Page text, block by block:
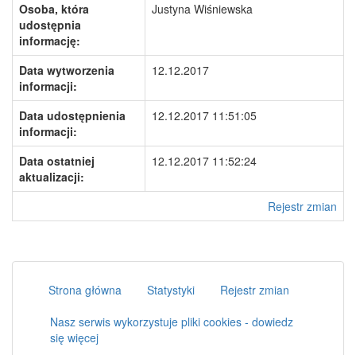
Osoba, która
udostępnia
informację:
Justyna Wiśniewska
Data wytworzenia
informacji:
12.12.2017
Data udostępnienia
informacji:
12.12.2017 11:51:05
Data ostatniej
aktualizacji:
12.12.2017 11:52:24
Rejestr zmian
Strona główna Statystyki
Rejestr zmian
Nasz serwis wykorzystuje pliki cookies - dowiedz
się więcej